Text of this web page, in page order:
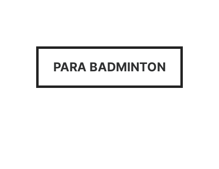
PARA BADMINTON